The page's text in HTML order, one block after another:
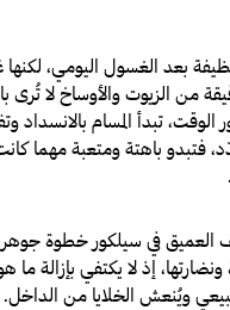
بعد الغسول اليومي، لكنها
من الزيوت والأوساخ لا تُرى
الوقت، تبدأ المسام بالانسداد
فتبدو باهتة ومتعبة مهما
العميق في سيلكور خطوة
إذ لا يكتفي بإزالة ما
ويُنعش الخلايا من الداخل.